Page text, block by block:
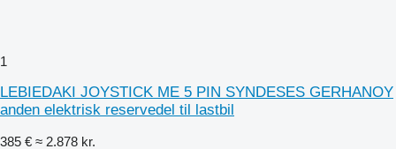
1
LEBIEDAKI JOYSTICK ME 5 PIN SYNDESES GERHANOY
anden elektrisk reservedel til lastbil
385 € ≈ 2.878 kr.